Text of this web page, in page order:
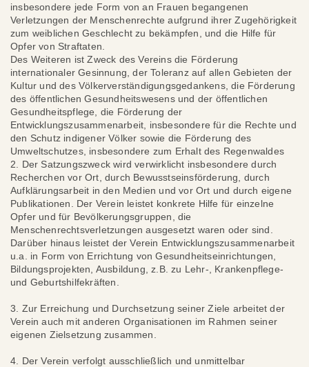
insbesondere jede Form von an Frauen begangenen
Verletzungen der Menschenrechte aufgrund ihrer Zugehörigkeit
zum weiblichen Geschlecht zu bekämpfen, und die Hilfe für
Opfer von Straftaten.
Des Weiteren ist Zweck des Vereins die Förderung
internationaler Gesinnung, der Toleranz auf allen Gebieten der
Kultur und des Völkerverständigungsgedankens, die Förderung
des öffentlichen Gesundheitswesens und der öffentlichen
Gesundheitspflege, die Förderung der
Entwicklungszusammenarbeit, insbesondere für die Rechte und
den Schutz indigener Völker sowie die Förderung des
Umweltschutzes, insbesondere zum Erhalt des Regenwaldes
2. Der Satzungszweck wird verwirklicht insbesondere durch
Recherchen vor Ort, durch Bewusstseinsförderung, durch
Aufklärungsarbeit in den Medien und vor Ort und durch eigene
Publikationen. Der Verein leistet konkrete Hilfe für einzelne
Opfer und für Bevölkerungsgruppen, die
Menschenrechtsverletzungen ausgesetzt waren oder sind.
Darüber hinaus leistet der Verein Entwicklungszusammenarbeit
u.a. in Form von Errichtung von Gesundheitseinrichtungen,
Bildungsprojekten, Ausbildung, z.B. zu Lehr-, Krankenpflege-
und Geburtshilfekräften.
3. Zur Erreichung und Durchsetzung seiner Ziele arbeitet der
Verein auch mit anderen Organisationen im Rahmen seiner
eigenen Zielsetzung zusammen.
4. Der Verein verfolgt ausschließlich und unmittelbar